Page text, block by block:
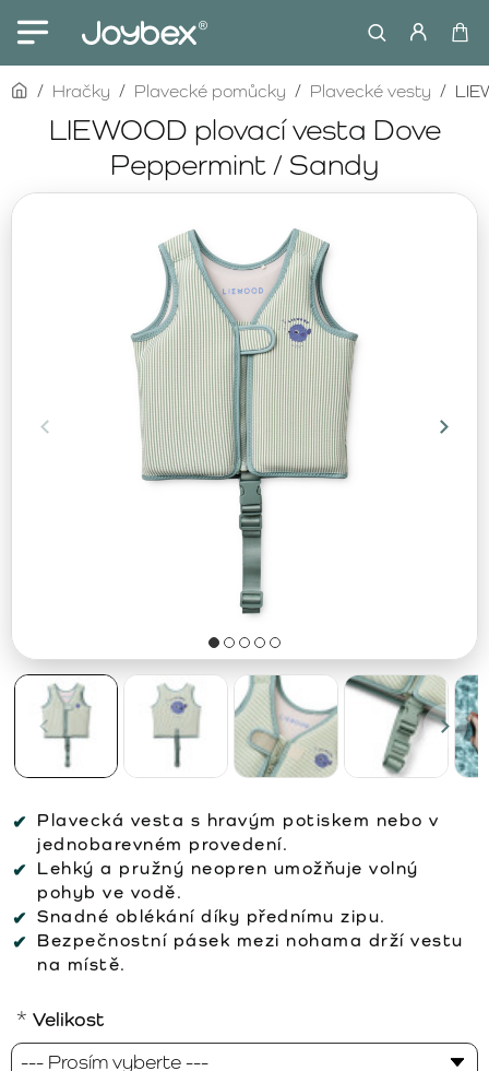
LIEWOOD plovací vesta Dove
Peppermint / Sandy
homeHračky Plavecké pomůcky Plavecké vesty
Plavecká vesta s hravým potiskem nebo v
jednobarevném provedení.
Lehký a pružný neopren umožňuje volný
pohyb ve vodě.
Snadné oblékání díky přednímu zipu.
Bezpečnostní pásek mezi nohama drží vestu
na místě.
Velikost